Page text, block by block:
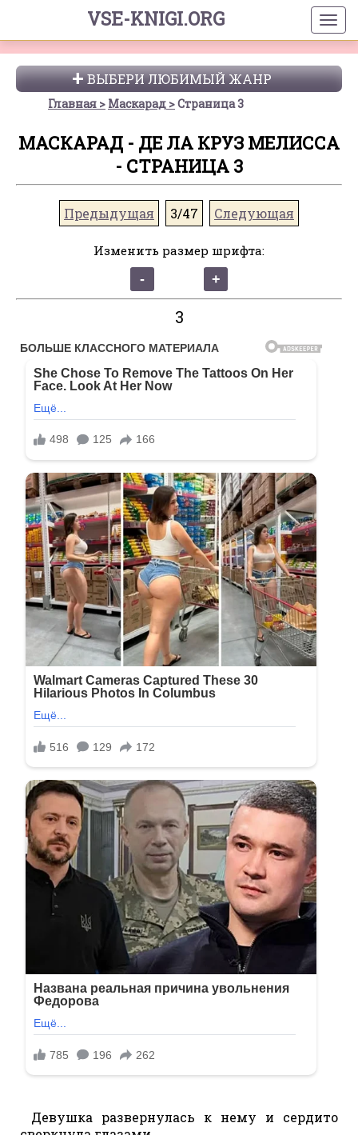
VSE-KNIGI.ORG
ВЫБЕРИ ЛЮБИМЫЙ ЖАНР
Главная Маскарад Страница 3
МАСКАРАД - ДЕ ЛА КРУЗ МЕЛИССА
- СТРАНИЦА 3
Предыдущая 3/47 Следующая
Изменить размер шрифта:
3
Девушка развернулась к нему и сердито